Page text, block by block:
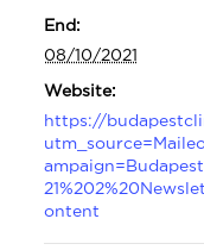
End:
08/10/2021
Website:
https://
ontent